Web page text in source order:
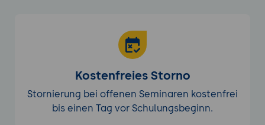
Kostenfreies Storno
Stornierung bei offenen Seminaren kostenfrei
bis einen Tag vor Schulungsbeginn.